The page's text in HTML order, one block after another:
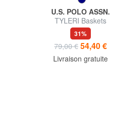
U.S. POLO ASSN.
TYLERI Baskets
31%
79,00 € 54,40 €
Livraison gratuite